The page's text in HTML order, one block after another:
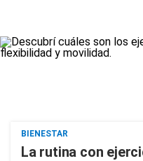
BIENESTAR
La rutina con